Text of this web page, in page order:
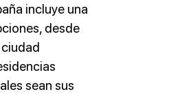
incluye una
desde
sean sus